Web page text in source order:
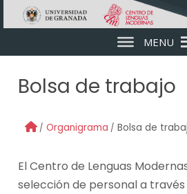
Skip to main content
MENU
Bolsa de trabajo
Organigrama Bolsa de
El Centro de Lenguas
selección de personal a